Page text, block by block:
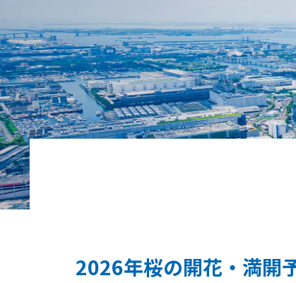
2026年桜の開花・満開